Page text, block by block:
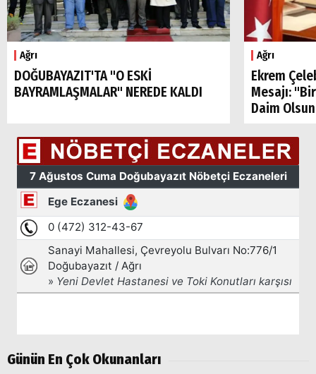
Ağrı
DOĞUBAYAZIT'TA "O ESKİ
BAYRAMLAŞMALAR" NEREDE KALDI
Ağrı
Ekrem
Mesajı:
Daim
Günün En Çok Okunanları
Arama
Ağrı